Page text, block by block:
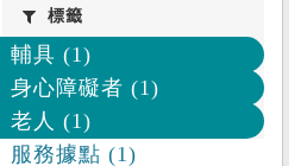
標籤標籤
輔具 (1)
身心障礙者 (1)
老人 (1)
服務據點 (1)